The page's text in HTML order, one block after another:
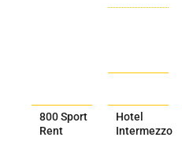
800 Sport
Rent
Hotel
Intermezzo